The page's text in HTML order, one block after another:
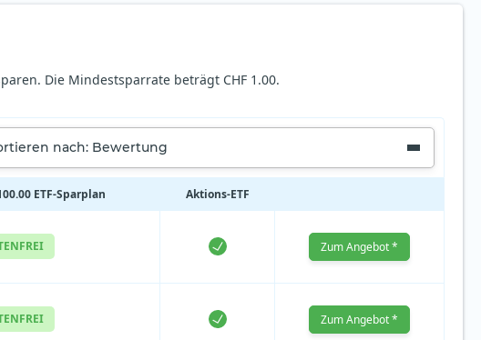
Die Mindestsparrate beträgt CHF 1.00.
nach: Bewertung
ETF-Sparplan Aktions‑ETF
Zum Angebot *
Zum Angebot *